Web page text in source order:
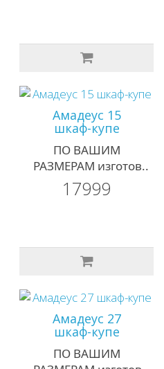
Амадеус 15
шкаф-купе
ПО ВАШИМ
РАЗМЕРАМ изготов..
17999
Амадеус 27
шкаф-купе
ПО ВАШИМ